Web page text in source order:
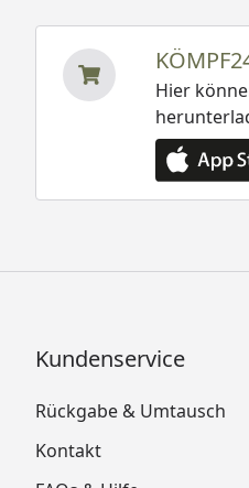
Hier
Kundenservice
Rückgabe & Umtausch
Kontakt